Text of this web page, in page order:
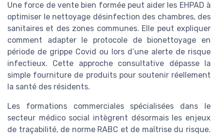
Une force de vente bien formée peut aider les EHPAD à
optimiser le nettoyage désinfection des chambres, des
sanitaires et des zones communes. Elle peut expliquer
comment adapter le protocole de bionettoyage en
période de grippe Covid ou lors d’une alerte de risque
infectieux. Cette approche consultative dépasse la
simple fourniture de produits pour soutenir réellement
la santé des résidents.
Les formations commerciales spécialisées dans le
secteur médico social intègrent désormais les enjeux
de traçabilité, de norme RABC et de maîtrise du risque.